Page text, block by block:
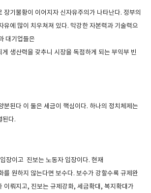
장기불황이 이어지자 신자유주의가 나타난다. 정부의
유에 많이 치우쳐져 있다. 막강한 자본력과 기술력으
대기업들은
생산력을 갖추니 시장을 독점하게 되는 부익부 빈
분된다 이 둘은 세금이 핵심이다. 하나의 정치체제는
된다.
장이고 진보는 노동자 입장이다. 현재
를 원하지 않는다면 보수다. 보수가 강할수록 규제완
이뤄지고, 진보는 규제강화, 세금확대 , 복지확대가